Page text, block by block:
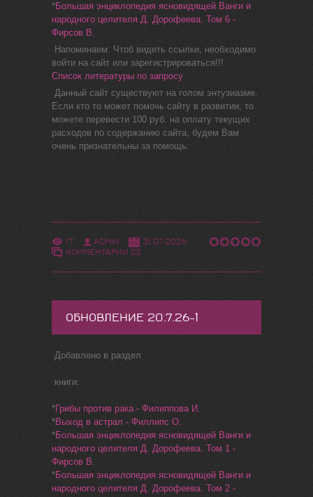
*Большая энциклопедия ясновидящей Ванги и
народного целителя Д. Дорофеева. Том 6 -
Фирсов В.
Напоминаем: Чтоб видеть ссылки, необходимо
войти на сайт или зарегистрироваться!!!
Список литературы по запросу
Данный сайт существуют на голом энтузиазме.
Если кто то может помочь сайту в развитии, то
можете перевести 100 руб. на оплату текущих
расходов по содержанию сайта, будем Вам
очень признательны за помощь:
17 ADMIN
31.07.2026
КОММЕНТАРИИ (0)
ОБНОВЛЕНИЕ 20.7.26-1
Добавлено в раздел
книги:
*Грибы против рака - Филиппова И.
*Выход в астрал - Филлипс О.
*Большая энциклопедия ясновидящей Ванги и
народного целителя Д. Дорофеева. Том 1 -
Фирсов В.
*Большая энциклопедия ясновидящей Ванги и
народного целителя Д. Дорофеева. Том 2 -